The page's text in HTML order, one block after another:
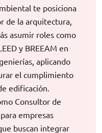
te posiciona
de la arquitectura,
asumir roles como
y BREEAM en
aplicando
el cumplimiento
edificación.
Consultor de
empresas
buscan integrar